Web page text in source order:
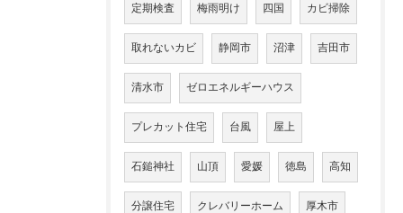
定期検査 梅雨明け 四国 カビ掃除
取れないカビ 静岡市 沼津 吉田市
清水市 ゼロエネルギーハウス
プレカット住宅 台風 屋上
石鎚神社 山頂 愛媛 徳島 高知
分譲住宅 クレバリーホーム 厚木市